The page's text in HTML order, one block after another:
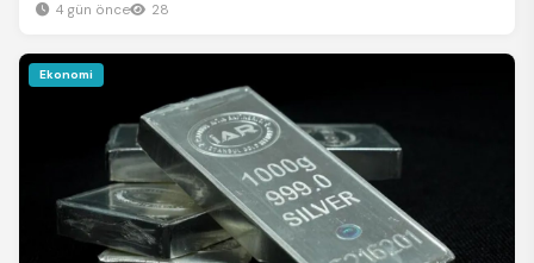
4 gün önce 28
Ekonomi